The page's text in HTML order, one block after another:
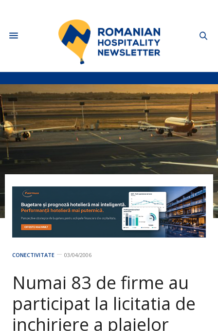
CONECTIVITATE 03/04/2006
Numai 83 de firme au
participat la licitatia de
inchiriere a plajelor